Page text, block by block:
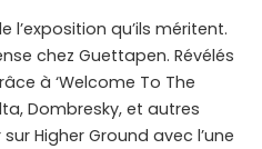
l’exposition qu’ils méritent.
chez Guettapen. Révélés
à ‘Welcome To The
Dombresky, et autres
Higher Ground avec l’une